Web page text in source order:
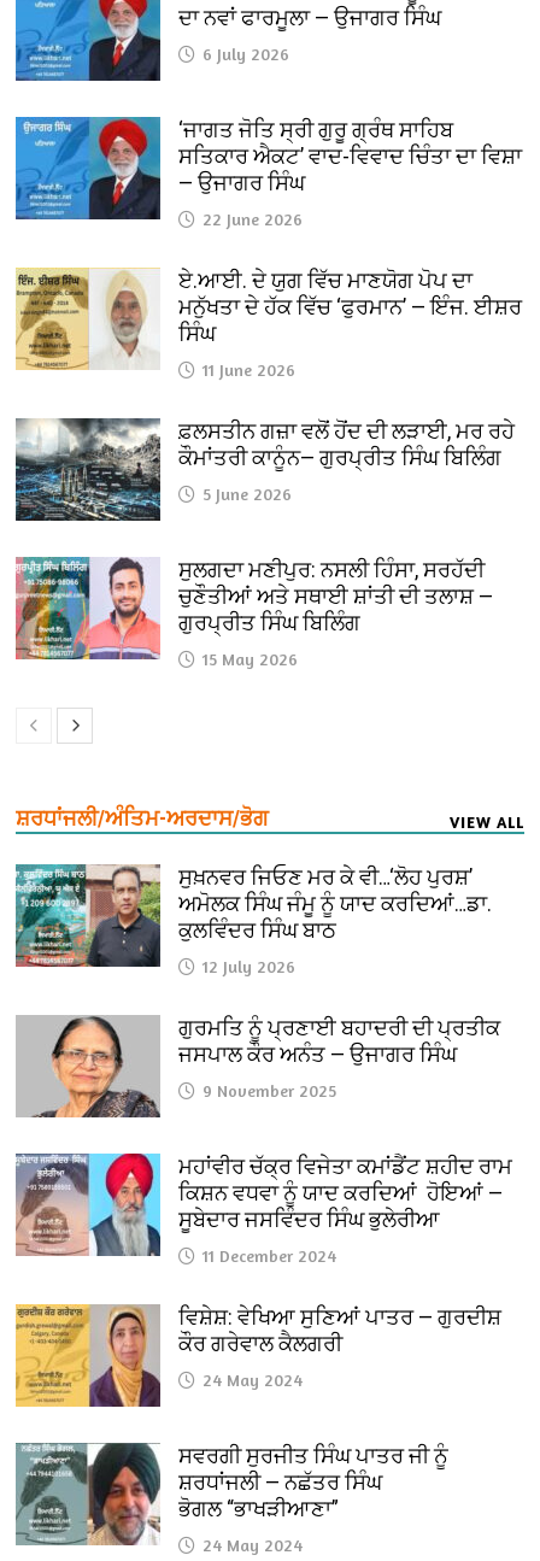
ਦਾ ਨਵਾਂ ਫਾਰਮੂਲਾ — ਉਜਾਗਰ ਸਿੰਘ
6 July 2026
‘ਜਾਗਤ ਜੋਤਿ ਸ੍ਰੀ ਗੁਰੂ ਗ੍ਰੰਥ ਸਾਹਿਬ
ਸਤਿਕਾਰ ਐਕਟ’ ਵਾਦ-ਵਿਵਾਦ ਚਿੰਤਾ ਦਾ ਵਿਸ਼ਾ
— ਉਜਾਗਰ ਸਿੰਘ
22 June 2026
ਏ.ਆਈ. ਦੇ ਯੁਗ ਵਿੱਚ ਮਾਣਯੋਗ ਪੋਪ ਦਾ
ਮਨੁੱਖਤਾ ਦੇ ਹੱਕ ਵਿੱਚ ‘ਫੁਰਮਾਨ’ — ਇੰਜ. ਈਸ਼ਰ
ਸਿੰਘ
11 June 2026
ਫ਼ਲਸਤੀਨ ਗਜ਼ਾ ਵਲੋਂ ਹੋਂਦ ਦੀ ਲੜਾਈ, ਮਰ ਰਹੇ
ਕੌਮਾਂਤਰੀ ਕਾਨੂੰਨ— ਗੁਰਪ੍ਰੀਤ ਸਿੰਘ ਬਿਲਿੰਗ
5 June 2026
ਸੁਲਗਦਾ ਮਣੀਪੁਰ: ਨਸਲੀ ਹਿੰਸਾ, ਸਰਹੱਦੀ
ਚੁਣੌਤੀਆਂ ਅਤੇ ਸਥਾਈ ਸ਼ਾਂਤੀ ਦੀ ਤਲਾਸ਼ —
ਗੁਰਪ੍ਰੀਤ ਸਿੰਘ ਬਿਲਿੰਗ
15 May 2026
ਸ਼ਰਧਾਂਜਲੀ/ਅੰਤਿਮ-ਅਰਦਾਸ/ਭੋਗ VIEW ALL
ਸੁਖ਼ਨਵਰ ਜਿਓਣ ਮਰ ਕੇ ਵੀ…‘ਲੋਹ ਪੁਰਸ਼’
ਅਮੋਲਕ ਸਿੰਘ ਜੰਮੂ ਨੂੰ ਯਾਦ ਕਰਦਿਆਂ…ਡਾ.
ਕੁਲਵਿੰਦਰ ਸਿੰਘ ਬਾਠ
12 July 2026
ਗੁਰਮਤਿ ਨੂੰ ਪ੍ਰਣਾਈ ਬਹਾਦਰੀ ਦੀ ਪ੍ਰਤੀਕ
ਜਸਪਾਲ ਕੌਰ ਅਨੰਤ — ਉਜਾਗਰ ਸਿੰਘ
9 November 2025
ਮਹਾਂਵੀਰ ਚੱਕ੍ਰ ਵਿਜੇਤਾ ਕਮਾਂਡੈਂਟ ਸ਼ਹੀਦ ਰਾਮ
ਕਿਸ਼ਨ ਵਧਵਾ ਨੂੰ ਯਾਦ ਕਰਦਿਆਂ ਹੋਇਆਂ —
ਸੂਬੇਦਾਰ ਜਸਵਿੰਦਰ ਸਿੰਘ ਭੁਲੇਰੀਆ
11 December 2024
ਵਿਸ਼ੇਸ਼: ਵੇਖਿਆ ਸੁਣਿਆਂ ਪਾਤਰ — ਗੁਰਦੀਸ਼
ਕੌਰ ਗਰੇਵਾਲ ਕੈਲਗਰੀ
24 May 2024
ਸਵਰਗੀ ਸੁਰਜੀਤ ਸਿੰਘ ਪਾਤਰ ਜੀ ਨੂੰ
ਸ਼ਰਧਾਂਜਲੀ — ਨਛੱਤਰ ਸਿੰਘ
ਭੋਗਲ “ਭਾਖੜੀਆਣਾ”
24 May 2024